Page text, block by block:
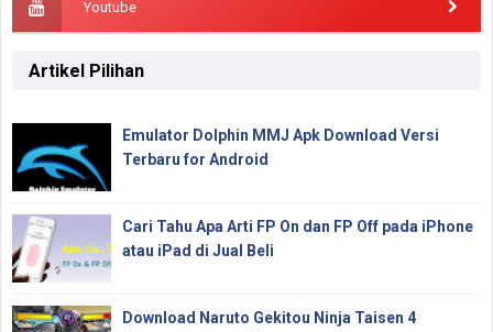
Youtube
Artikel Pilihan
Emulator Dolphin MMJ Apk Download Versi
Terbaru for Android
Cari Tahu Apa Arti FP On dan FP Off pada iPhone
atau iPad di Jual Beli
Download Naruto Gekitou Ninja Taisen 4